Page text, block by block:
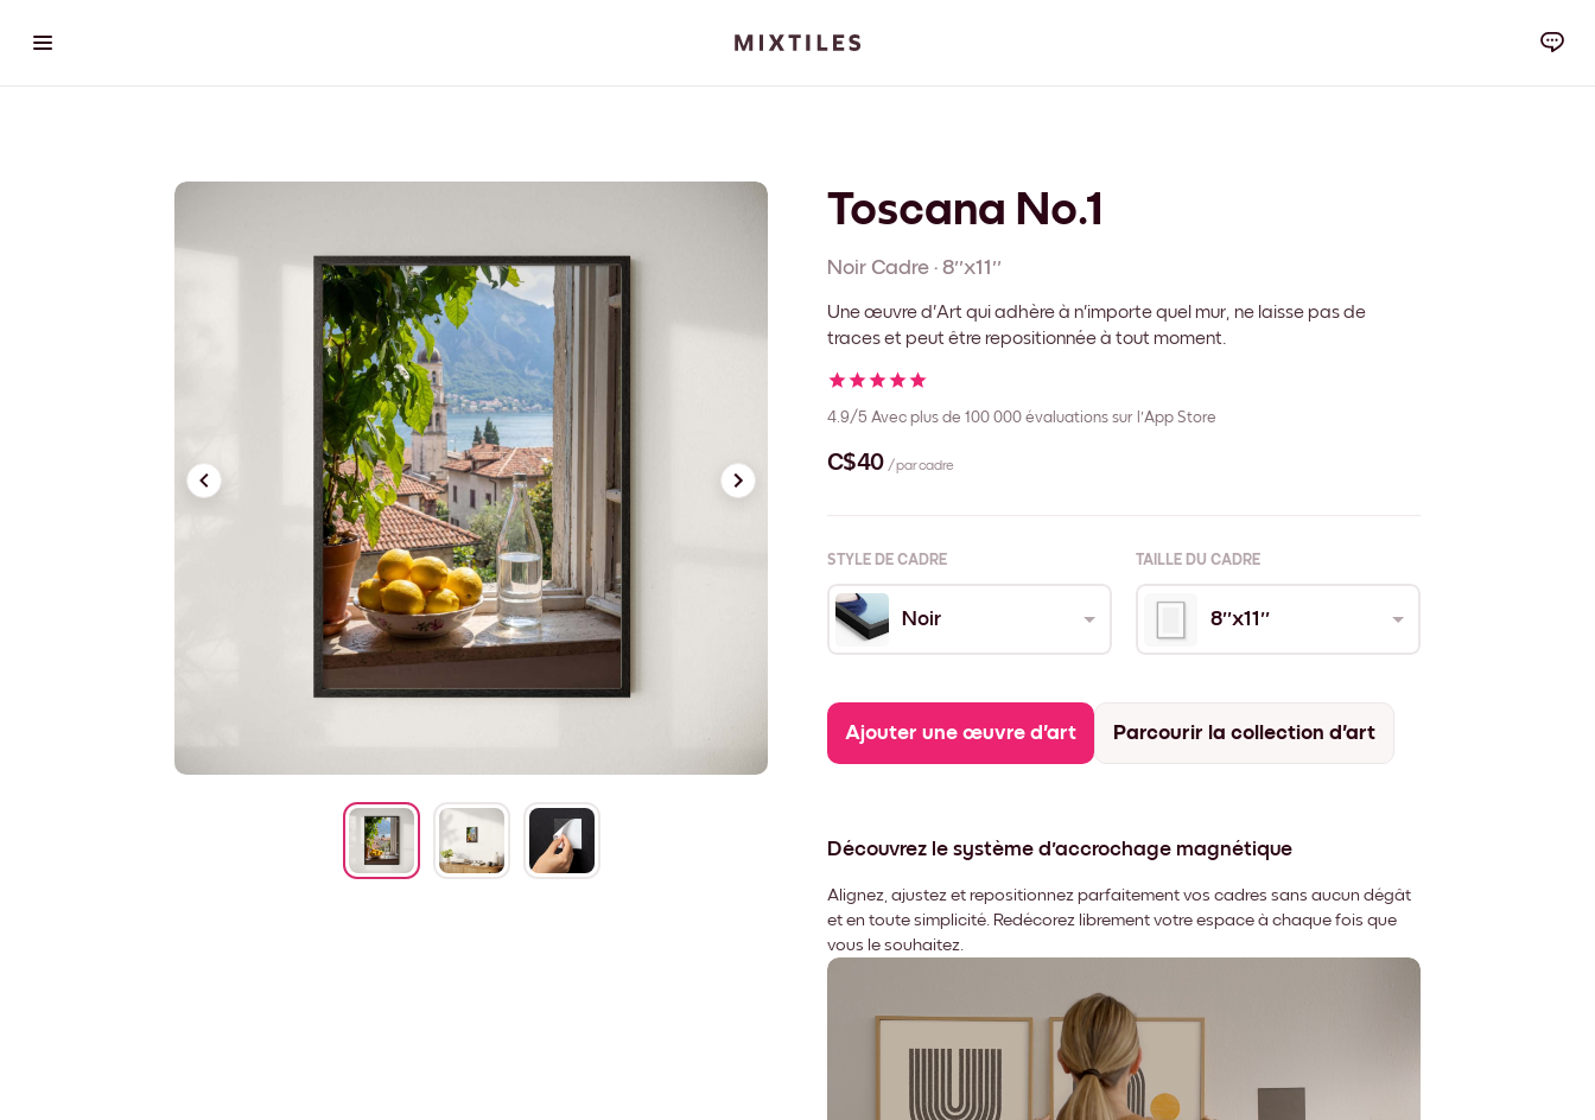
Toscana No.1
Noir Cadre · 8''x11''
Une œuvre d'Art qui adhère à n'importe quel mur, ne laisse pas de
traces et peut être repositionnée à tout moment.
4.9/5 Avec plus de 100 000 évaluations sur l'App Store
C$40 / par cadre
STYLE DE CADRE TAILLE DU CADRE
Noir 8''x11''
Ajouter une œuvre d'art Parcourir la collection d'art
Découvrez le système d'accrochage magnétique
Alignez, ajustez et repositionnez parfaitement vos cadres sans aucun dégât
et en toute simplicité. Redécorez librement votre espace à chaque fois que
vous le souhaitez.